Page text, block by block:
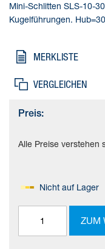
Mini-Schlitten SLS-10-
Kugelführungen.
MERKLISTE
VERGLEICHEN
Preis:
Alle Preise verstehen
Nicht auf Lager
ZUM